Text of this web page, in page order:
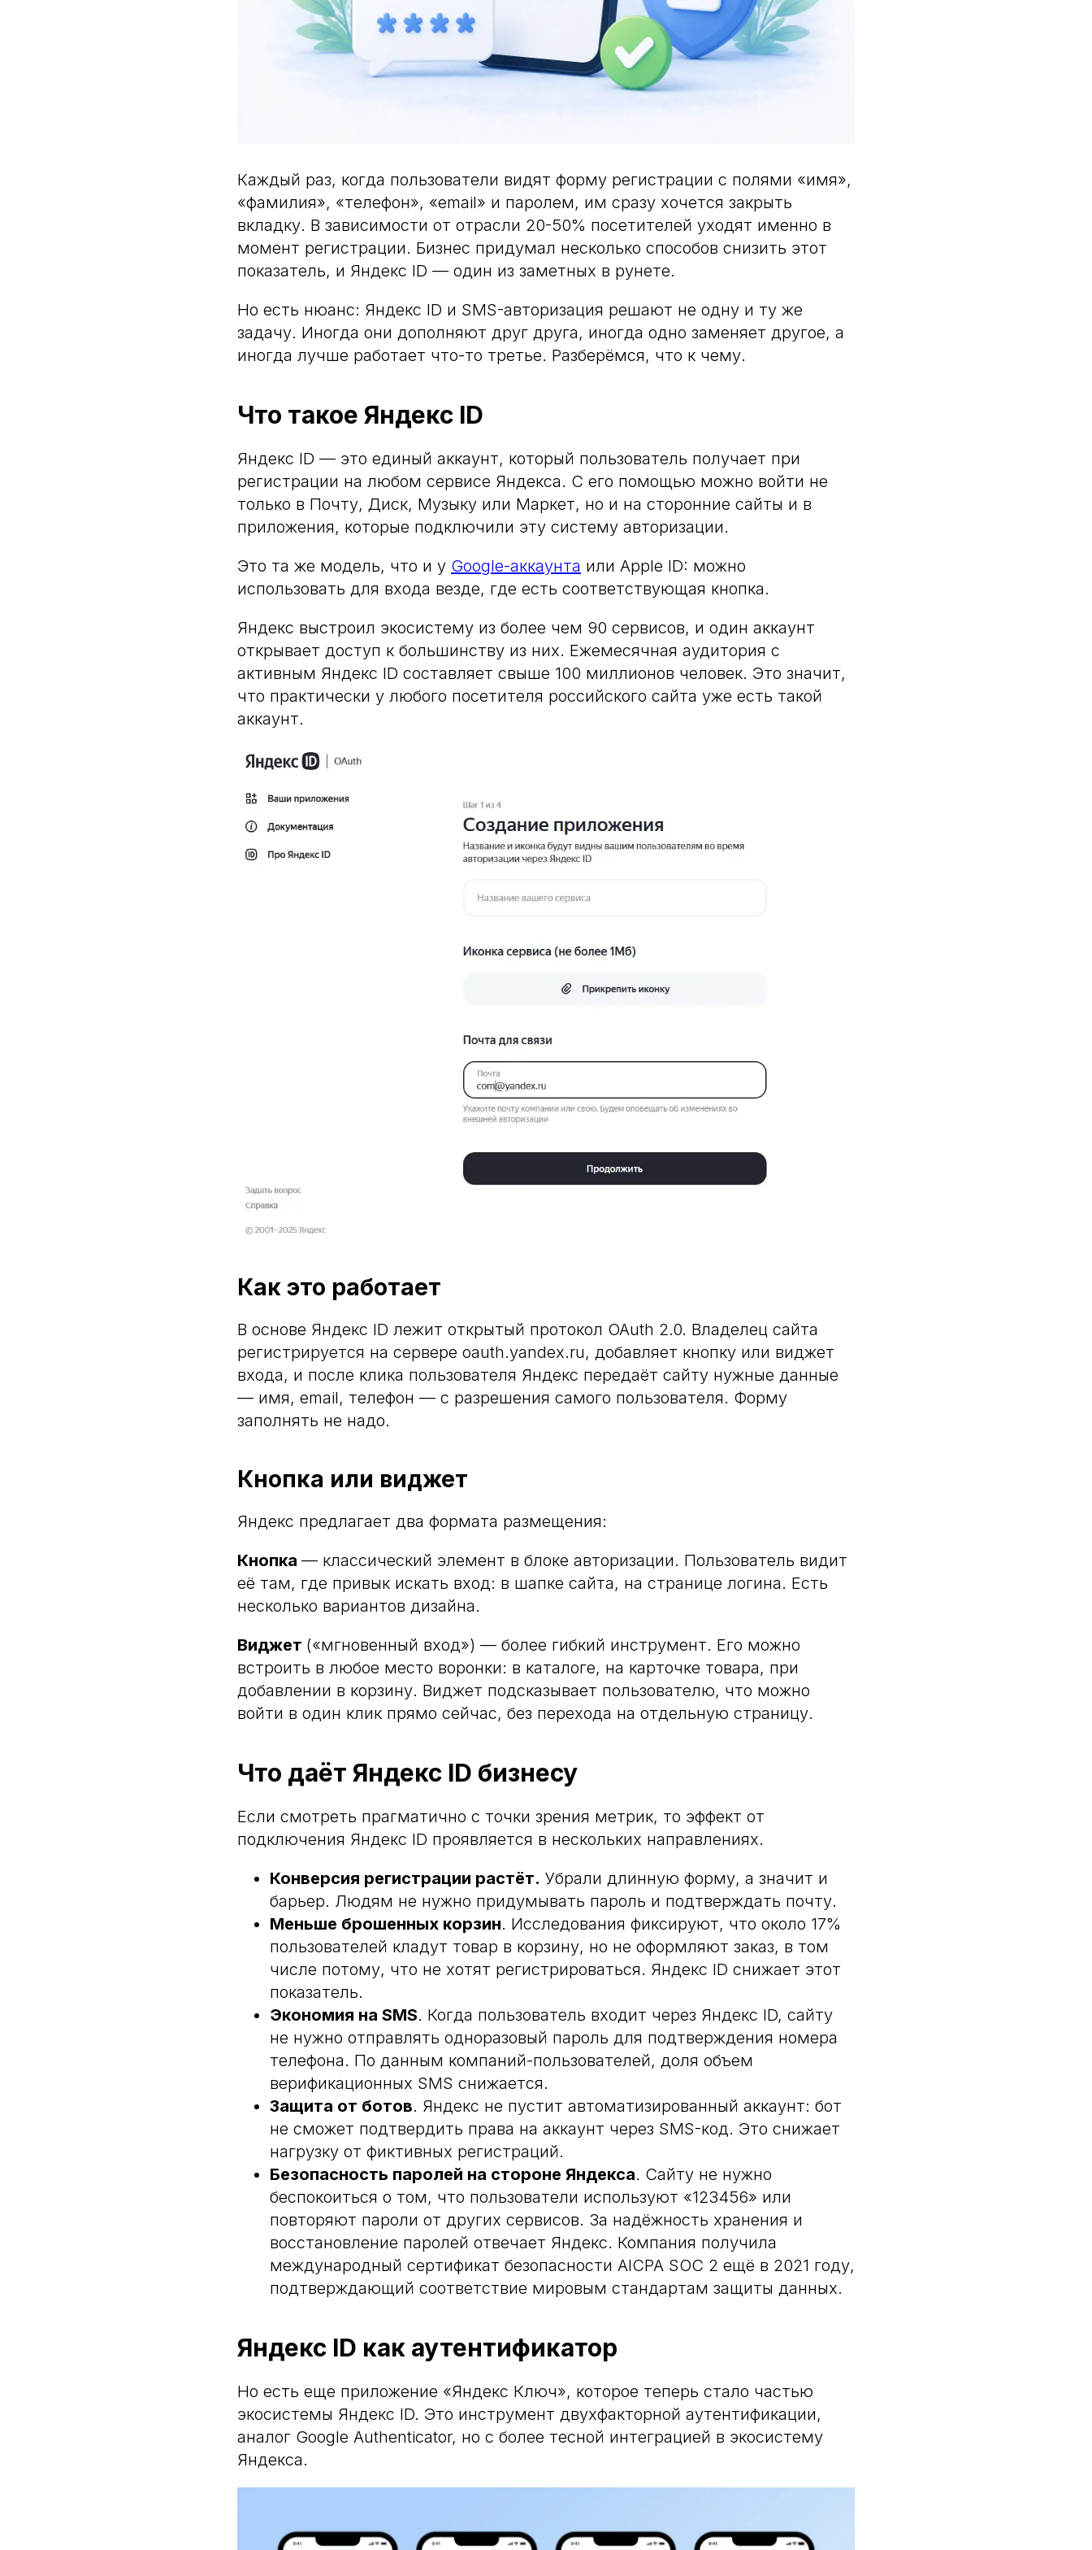
Каждый раз, когда пользователи видят форму регистрации с полями «имя»,
«фамилия», «телефон», «email» и паролем, им сразу хочется закрыть
вкладку. В зависимости от отрасли 20-50% посетителей уходят именно в
момент регистрации. Бизнес придумал несколько способов снизить этот
показатель, и Яндекс ID — один из заметных в рунете.
Но есть нюанс: Яндекс ID и SMS-авторизация решают не одну и ту же
задачу. Иногда они дополняют друг друга, иногда одно заменяет другое, а
иногда лучше работает что-то третье. Разберёмся, что к чему.
Что такое Яндекс ID
Яндекс ID — это единый аккаунт, который пользователь получает при
регистрации на любом сервисе Яндекса. С его помощью можно войти не
только в Почту, Диск, Музыку или Маркет, но и на сторонние сайты и в
приложения, которые подключили эту систему авторизации.
Это та же модель, что и у Google-аккаунта или Apple ID: можно
использовать для входа везде, где есть соответствующая кнопка.
Яндекс выстроил экосистему из более чем 90 сервисов, и один аккаунт
открывает доступ к большинству из них. Ежемесячная аудитория с
активным Яндекс ID составляет свыше 100 миллионов человек. Это значит,
что практически у любого посетителя российского сайта уже есть такой
аккаунт.
Как это работает
В основе Яндекс ID лежит открытый протокол OAuth 2.0. Владелец сайта
регистрируется на сервере oauth.yandex.ru, добавляет кнопку или виджет
входа, и после клика пользователя Яндекс передаёт сайту нужные данные
— имя, email, телефон — с разрешения самого пользователя. Форму
заполнять не надо.
Кнопка или виджет
Яндекс предлагает два формата размещения:
Кнопка — классический элемент в блоке авторизации. Пользователь видит
её там, где привык искать вход: в шапке сайта, на странице логина. Есть
несколько вариантов дизайна.
Виджет («мгновенный вход») — более гибкий инструмент. Его можно
встроить в любое место воронки: в каталоге, на карточке товара, при
добавлении в корзину. Виджет подсказывает пользователю, что можно
войти в один клик прямо сейчас, без перехода на отдельную страницу.
Что даёт Яндекс ID бизнесу
Если смотреть прагматично с точки зрения метрик, то эффект от
подключения Яндекс ID проявляется в нескольких направлениях.
Конверсия регистрации растёт. Убрали длинную форму, а значит и
барьер. Людям не нужно придумывать пароль и подтверждать почту.
Меньше брошенных корзин. Исследования фиксируют, что около 17%
пользователей кладут товар в корзину, но не оформляют заказ, в том
числе потому, что не хотят регистрироваться. Яндекс ID снижает этот
показатель.
Экономия на SMS. Когда пользователь входит через Яндекс ID, сайту
не нужно отправлять одноразовый пароль для подтверждения номера
телефона. По данным компаний-пользователей, доля объем
верификационных SMS снижается.
Защита от ботов. Яндекс не пустит автоматизированный аккаунт: бот
не сможет подтвердить права на аккаунт через SMS-код. Это снижает
нагрузку от фиктивных регистраций.
Безопасность паролей на стороне Яндекса. Сайту не нужно
беспокоиться о том, что пользователи используют «123456» или
повторяют пароли от других сервисов. За надёжность хранения и
восстановление паролей отвечает Яндекс. Компания получила
международный сертификат безопасности AICPA SOC 2 ещё в 2021 году,
подтверждающий соответствие мировым стандартам защиты данных.
Яндекс ID как аутентификатор
Но есть еще приложение «Яндекс Ключ», которое теперь стало частью
экосистемы Яндекс ID. Это инструмент двухфакторной аутентификации,
аналог Google Authenticator, но с более тесной интеграцией в экосистему
Яндекса.